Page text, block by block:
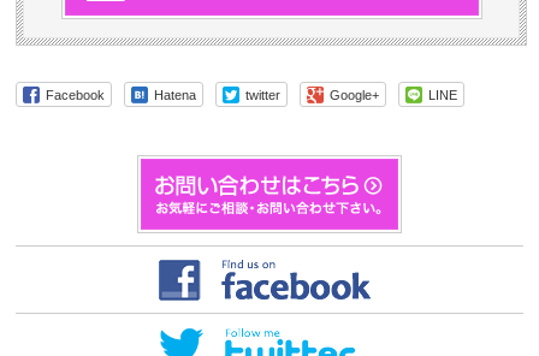
Facebook Hatena twitter Google+ LINE